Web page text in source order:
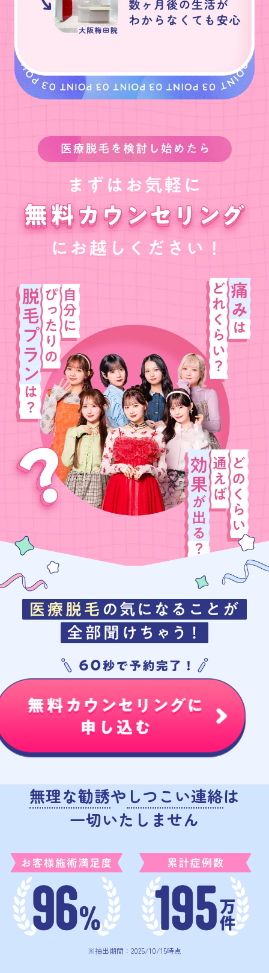
無理な勧誘や しつこい連絡は
一切いたしません
※抽出期間：2025/10/15時点